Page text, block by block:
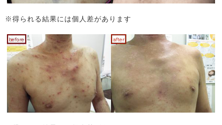
※得られる結果には個人差があります